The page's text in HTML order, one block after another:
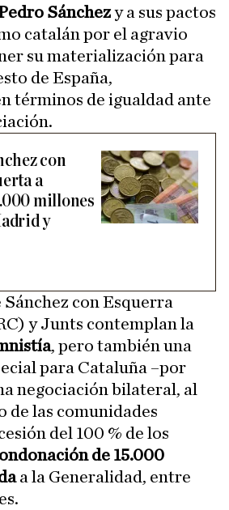
Sánchezy a sus pactos
catalán por el agravio
su materialización para
de España,
términos de igualdad ante
con
a
millones
y
con Esquerra
y Junts contemplan la
, pero también una
para Cataluña –por
negociación bilateral, al
de las comunidades
del 100 % de los
de 15.000
a la Generalidad, entre